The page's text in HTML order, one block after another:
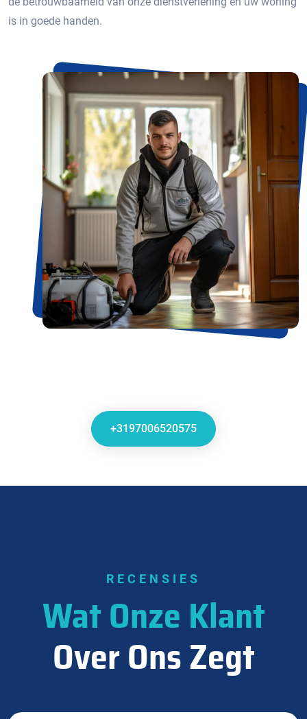
is in goede handen.
+3197006520575
RECENSIES
Wat Onze Klant
Over Ons Zegt